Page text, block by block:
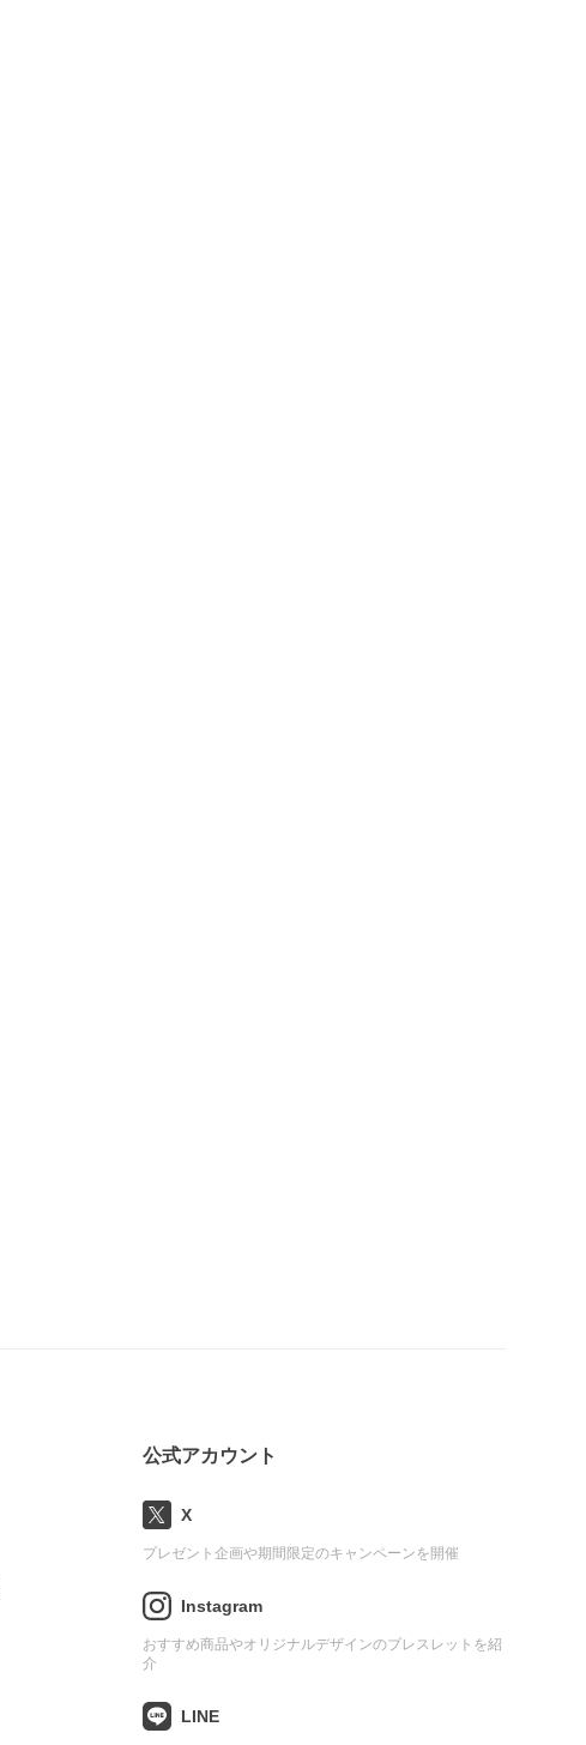
公式アカウント
X
プレゼント企画や期間限定のキャンペーンを開催
Instagram
おすすめ商品やオリジナルデザインのブレスレットを紹
介
LINE